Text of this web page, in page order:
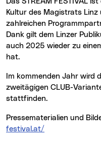
Kultur des Magistrats
zahlreichen
Dank gilt dem Linzer
auch 2025 wieder zu
hat.
zweitägigen CLUB-
stattfinden.
Pressematerialien und
festival.at/